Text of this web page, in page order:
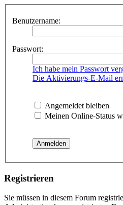
Benutzername:
Passwort:
Ich habe mein Passwort
Die Aktivierungs-E-Mail
Angemeldet bleiben
Meinen Online-Status
Registrieren
Sie müssen in diesem Forum